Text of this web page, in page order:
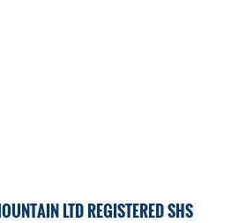
LTD REGISTERED SHS